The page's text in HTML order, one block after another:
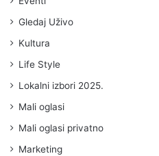
Gledaj Uživo
Kultura
Life Style
Lokalni izbori 2025.
Mali oglasi
Mali oglasi privatno
Marketing